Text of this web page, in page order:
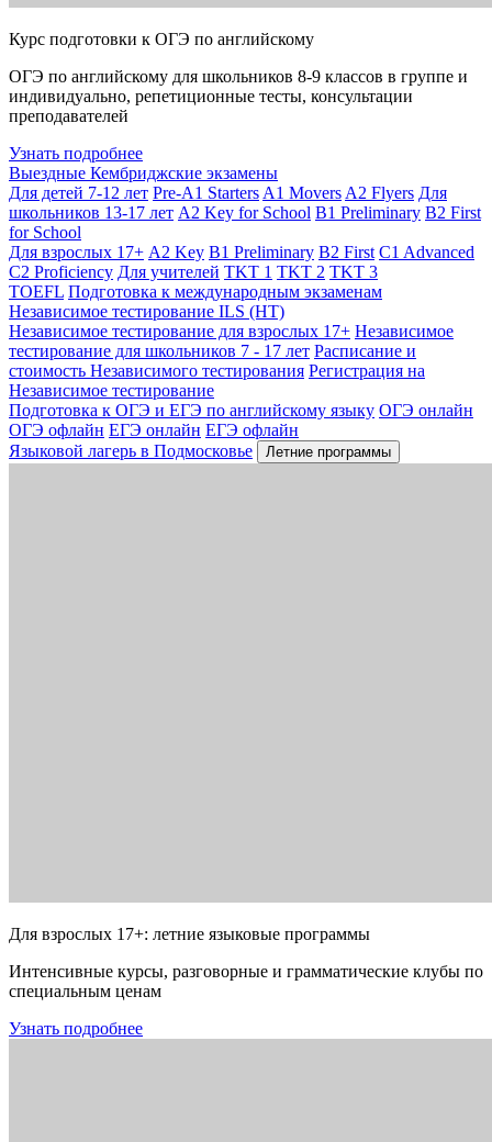
Курс подготовки к ОГЭ по английскому
ОГЭ по английскому для школьников 8-9 классов в группе и
индивидуально, репетиционные тесты, консультации
преподавателей
Узнать подробнее
Выездные Кембриджские экзамены
Для детей 7-12 лет Pre-A1 Starters A1 Movers A2 Flyers Для
школьников 13-17 лет A2 Key for School B1 Preliminary B2 First
for School
Для взрослых 17+ A2 Key B1 Preliminary B2 First C1 Advanced
C2 Proficiency Для учителей TKT 1 TKT 2 TKT 3
TOEFL Подготовка к международным экзаменам
Независимое тестирование ILS (НТ)
Независимое тестирование для взрослых 17+ Независимое
тестирование для школьников 7 - 17 лет Расписание и
стоимость Независимого тестирования Регистрация на
Независимое тестирование
Подготовка к ОГЭ и ЕГЭ по английскому языку ОГЭ онлайн
ОГЭ офлайн ЕГЭ онлайн ЕГЭ офлайн
Языковой лагерь в Подмосковье
Летние программы
Для взрослых 17+: летние языковые программы
Интенсивные курсы, разговорные и грамматические клубы по
специальным ценам
Узнать подробнее